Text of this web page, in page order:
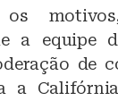
a equipe
de
a